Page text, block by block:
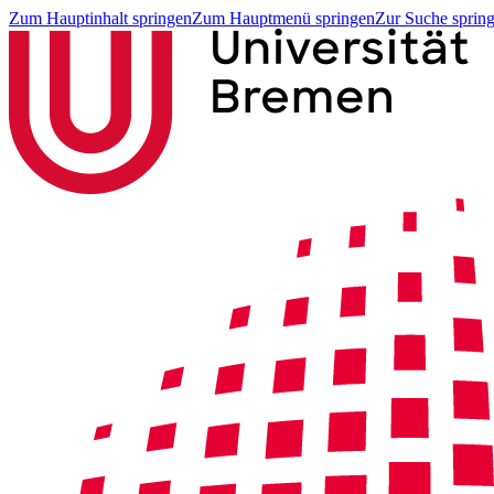
Zum Hauptinhalt springenZum Hauptmenü springenZur Suche